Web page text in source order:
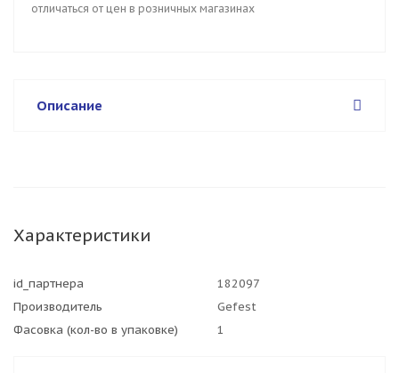
отличаться от цен в розничных магазинах
Описание
Характеристики
id_партнера
182097
Производитель
Gefest
Фасовка (кол-во в упаковке)
1